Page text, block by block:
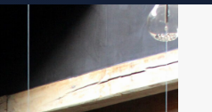
Val de Marne peut répondre à des
les convives. Les plats d’un
Val de Marne gagne en saveur grâce à
Un Restaurant Val de Marne accessible
pauses repas. Pour un repas en soirée,
représente une option intéressante
de qualité pour son tarif. Un Restaurant
dans un Restaurant Val de
culinaire d’un Restaurant Val